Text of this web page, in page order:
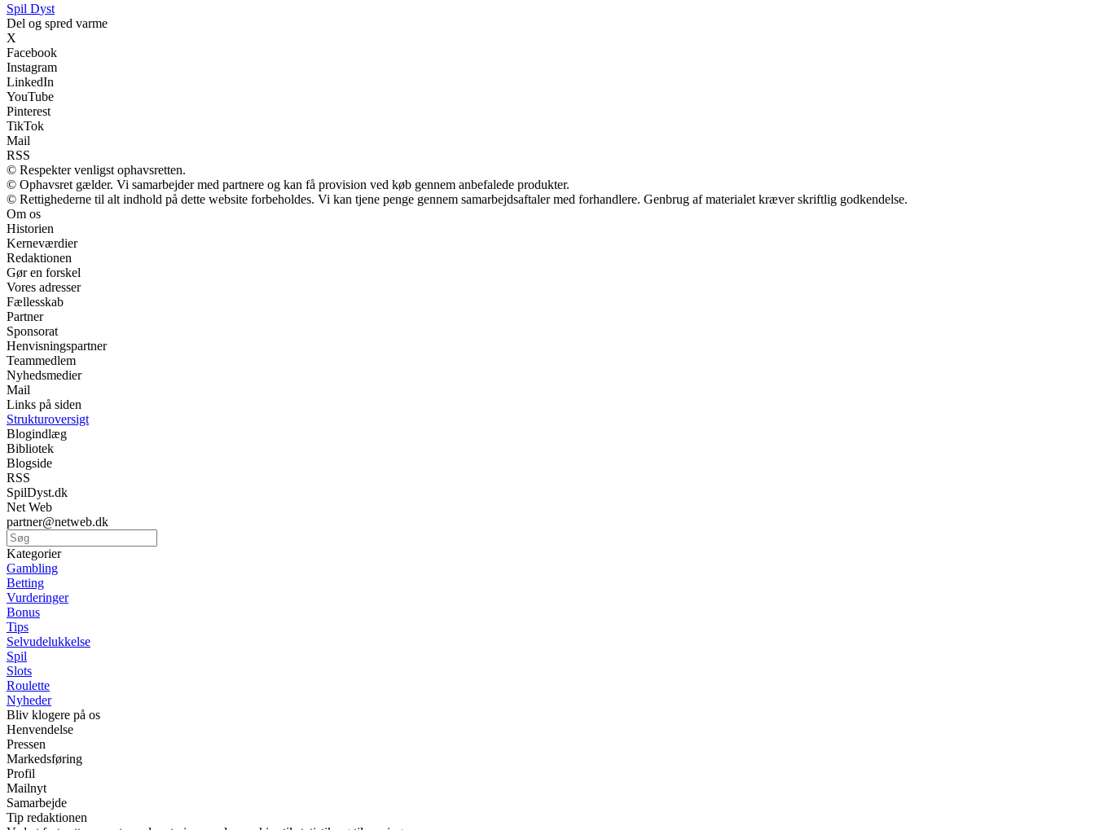
Spil Dyst
Del og spred varme
X
Facebook
Instagram
LinkedIn
YouTube
Pinterest
TikTok
Mail
RSS
© Respekter venligst ophavsretten.
© Ophavsret gælder. Vi samarbejder med partnere og kan få provision ved køb gennem anbefalede produkter.
© Rettighederne til alt indhold på dette website forbeholdes. Vi kan tjene penge gennem samarbejdsaftaler med forhandlere. Genbrug af materialet kræver skriftlig godkendelse.
Om os
Historien
Kerneværdier
Redaktionen
Gør en forskel
Vores adresser
Fællesskab
Partner
Sponsorat
Henvisningspartner
Teammedlem
Nyhedsmedier
Mail
Links på siden
Strukturoversigt
Blogindlæg
Bibliotek
Blogside
RSS
SpilDyst.dk
Net Web
partner@netweb.dk
Kategorier
Gambling
Betting
Vurderinger
Bonus
Tips
Selvudelukkelse
Spil
Slots
Roulette
Nyheder
Bliv klogere på os
Henvendelse
Pressen
Markedsføring
Profil
Mailnyt
Samarbejde
Tip redaktionen